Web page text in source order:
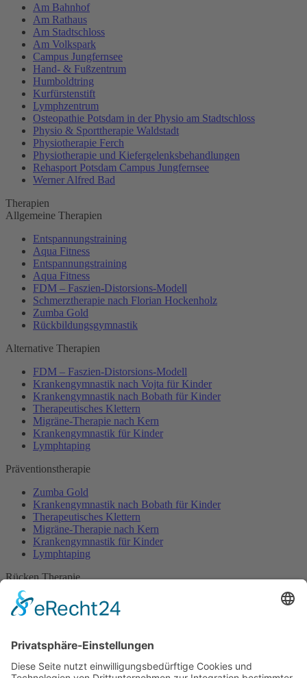
Am Bahnhof
Am Rathaus
Am Stadtschloss
Am Volkspark
Campus Jungfernsee
Hand- & Fußzentrum
Humboldtring
Kurfürstenstift
Lymphzentrum
Osteopathie Potsdam in der Physio am Stadtschloss
Physio & Sporttherapie Waldstadt
Physiotherapie Ferch
Physiotherapie und Kiefergelenksbehandlungen
Rehasport Potsdam Campus Jungfernsee
Werner Alfred Bad
Therapien
Allgemeine Therapien
Entspannungstraining
Aqua Fitness
Entspannungstraining
Aqua Fitness
FDM – Faszien-Distorsions-Modell
Schmerztherapie nach Florian Hockenholz
Zumba Gold
Rückbildungsgymnastik
Alternative Therapien
FDM – Faszien-Distorsions-Modell
Krankengymnastik nach Vojta für Kinder
Krankengymnastik nach Bobath für Kinder
Therapeutisches Klettern
Migräne-Therapie nach Kern
Krankengymnastik für Kinder
Lymphtaping
Präventionstherapie
Zumba Gold
Krankengymnastik nach Bobath für Kinder
Therapeutisches Klettern
Migräne-Therapie nach Kern
Krankengymnastik für Kinder
Lymphtaping
Rücken Therapie
Therapeutisches Klettern
Entspannungstraining
Zumba Gold
Rückbildungsgymnastik